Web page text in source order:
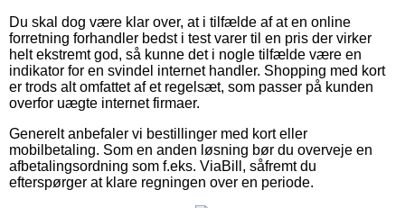
Du skal dog være klar over, at i tilfælde af at en online
forretning forhandler bedst i test varer til en pris der virker
helt ekstremt god, så kunne det i nogle tilfælde være en
indikator for en svindel internet handler. Shopping med kort
er trods alt omfattet af et regelsæt, som passer på kunden
overfor uægte internet firmaer.
Generelt anbefaler vi bestillinger med kort eller
mobilbetaling. Som en anden løsning bør du overveje en
afbetalingsordning som f.eks. ViaBill, såfremt du
efterspørger at klare regningen over en periode.